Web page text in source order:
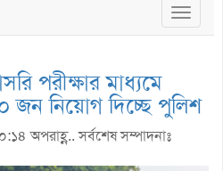
Toggle
পরীক্ষার মাধ্যমে
নিয়োগ দিচ্ছে পুলিশ
অপরাহ্ণ.. সর্বশেষ সম্পাদনাঃ